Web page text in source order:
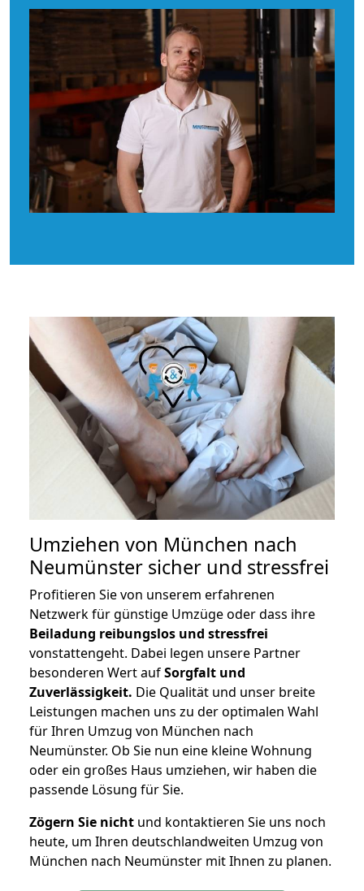
Umziehen von München nach
Neumünster sicher und stressfrei
Profitieren Sie von unserem erfahrenen
Netzwerk für günstige Umzüge oder dass ihre
Beiladung reibungslos und stressfrei
vonstattengeht. Dabei legen unsere Partner
besonderen Wert aufSorgfalt und
Zuverlässigkeit. Die Qualität und unser breite
Leistungen machen uns zu der optimalen Wahl
für Ihren Umzug von München nach
Neumünster. Ob Sie nun eine kleine Wohnung
oder ein großes Haus umziehen, wir haben die
passende Lösung für Sie.
Zögern Sie nicht und kontaktieren Sie uns noch
heute, um Ihren deutschlandweiten Umzug von
München nach Neumünster mit Ihnen zu planen.